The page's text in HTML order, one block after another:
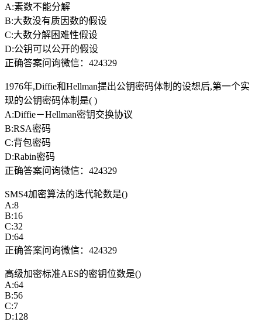
A:素数不能分解
B:大数没有质因数的假设
C:大数分解困难性假设
D:公钥可以公开的假设
正确答案问询微信：424329
1976年,Diffie和Hellman提出公钥密码体制的设想后,第一个实
现的公钥密码体制是( )
A:Diffie－Hellman密钥交换协议
B:RSA密码
C:背包密码
D:Rabin密码
正确答案问询微信：424329
SMS4加密算法的迭代轮数是()
A:8
B:16
C:32
D:64
正确答案问询微信：424329
高级加密标准AES的密钥位数是()
A:64
B:56
C:7
D:128